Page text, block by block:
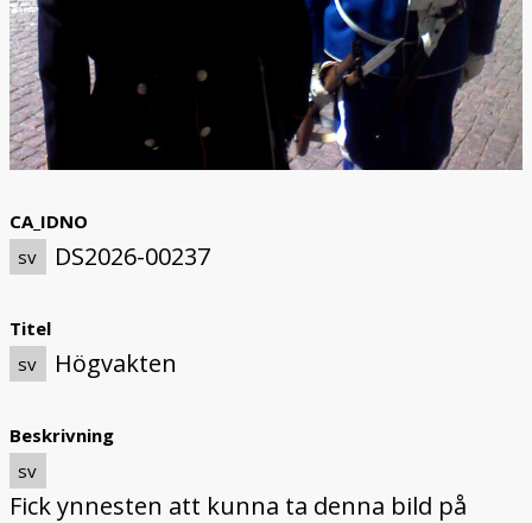
CA_IDNO
sv
DS2026-00237
Titel
sv
Högvakten
Beskrivning
sv
Fick ynnesten att kunna ta denna bild på